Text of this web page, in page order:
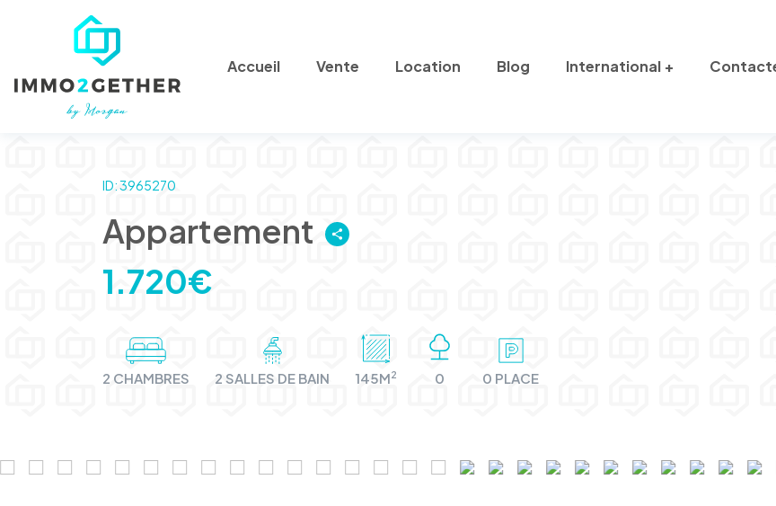
Accueil Vente Location Blog International
ID: 3965270
Appartement
1.720€
2 CHAMBRES 2 SALLES DE BAIN 145M2 0 0 PLACE